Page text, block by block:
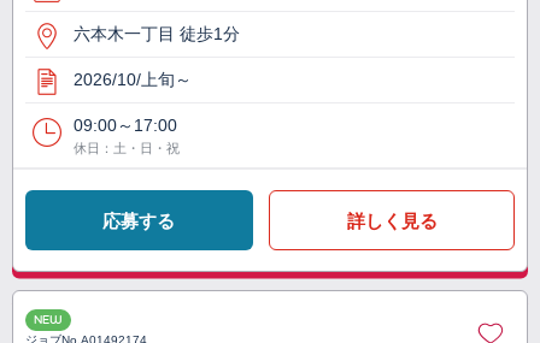
六本木一丁目 徒歩1分
2026/10/上旬～
09:00～17:00
休日：土・日・祝
応募する 詳しく見る
NEW